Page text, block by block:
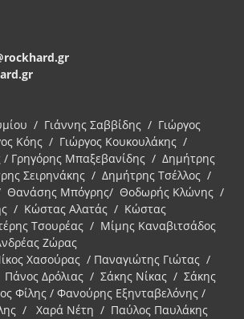
/ Γιάννης Σαββίδης / Γιώργος
Κόης / Γιώργος Κουκουλάκης /
/ Γρηγόρης Μπαξεβανίδης / Δημήτρης
Σειρηνάκης / Δημήτρης Τσέλλος /
Θανάσης Μπόγρης/ Θοδωρής Κλώνης /
/ Κώστας Αλατάς / Κώστας
Τσουρέας / Μίμης Καναβιτσάδος
Ζώρας
Χασούρας / Παναγιώτης Γιώτας /
Δρόλιας / Σάκης Νίκας / Σάκης
Φίλης / Φανούρης Εξηνταβελόνης /
/ Χαρά Νέτη / Παύλος Παυλάκης